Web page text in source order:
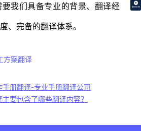
翻译价格
我们具备专业的背景、翻译经
、完备的翻译体系。
方案翻译
手册翻译-专业手册翻译公司
要包含了哪些翻译内容？